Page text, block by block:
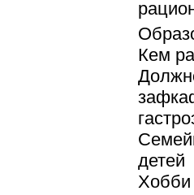
Кем
детей
Хобби